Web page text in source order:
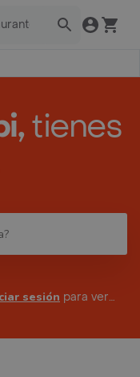
tienes
sesión para ver tus direcciones